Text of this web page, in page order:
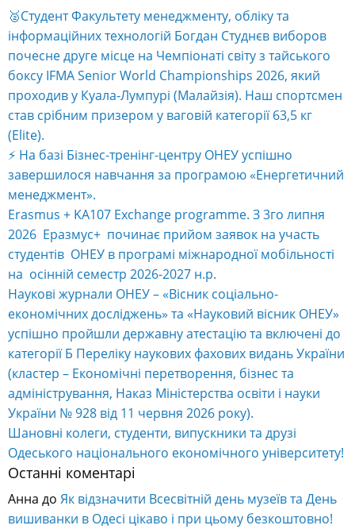
🥈Студент Факультету менеджменту, обліку та
інформаційних технологій Богдан Студнєв виборов
почесне друге місце на Чемпіонаті світу з тайського
боксу IFMA Senior World Championships 2026, який
проходив у Куала-Лумпурі (Малайзія). Наш спортсмен
став срібним призером у ваговій категорії 63,5 кг
(Elite).
⚡️ На базі Бізнес-тренінг-центру ОНЕУ успішно
завершилося навчання за програмою «Енергетичний
менеджмент».
Erasmus + KA107 Exchange programme. З 3го липня
2026 Еразмус+ починає прийом заявок на участь
студентів ОНЕУ в програмі міжнародної мобільності
на осінній семестр 2026-2027 н.р.
Наукові журнали ОНЕУ – «Вісник соціально-
економічних досліджень» та «Науковий вісник ОНЕУ»
успішно пройшли державну атестацію та включені до
категорії Б Переліку наукових фахових видань України
(кластер – Економічні перетворення, бізнес та
адміністрування, Наказ Міністерства освіти і науки
України № 928 від 11 червня 2026 року).
Шановні колеги, студенти, випускники та друзі
Одеського національного економічного університету!
Останні коментарі
Анна до Як відзначити Всесвітній день музеїв та День
вишиванки в Одесі цікаво і при цьому безкоштовно!